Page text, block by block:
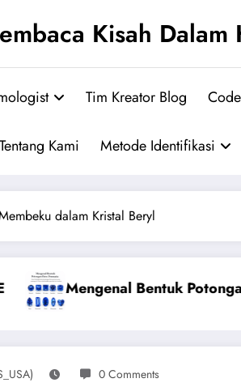
Kisah Dalam
Tim Kreator Blog
Tentang Kami Metode Identifikasi
dalam Kristal Beryl
Permata
0 Comments